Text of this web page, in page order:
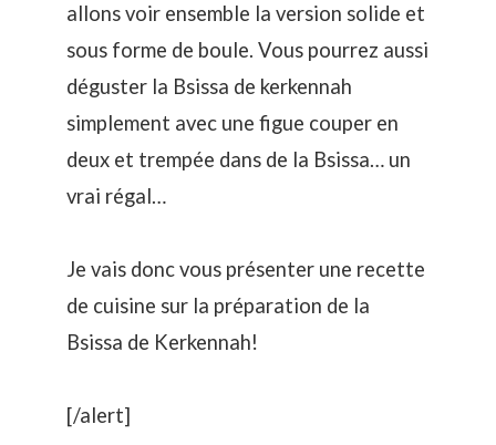
allons voir ensemble la version solide et
sous forme de boule. Vous pourrez aussi
déguster la Bsissa de kerkennah
simplement avec une figue couper en
deux et trempée dans de la Bsissa… un
vrai régal…
Je vais donc vous présenter une recette
de cuisine sur la préparation de la
Bsissa de Kerkennah!
[/alert]